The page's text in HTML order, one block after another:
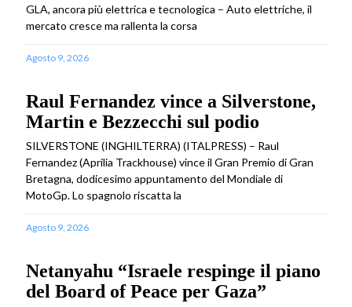
GLA, ancora più elettrica e tecnologica – Auto elettriche, il
mercato cresce ma rallenta la corsa
Agosto 9, 2026
Raul Fernandez vince a Silverstone,
Martin e Bezzecchi sul podio
SILVERSTONE (INGHILTERRA) (ITALPRESS) – Raul
Fernandez (Aprilia Trackhouse) vince il Gran Premio di Gran
Bretagna, dodicesimo appuntamento del Mondiale di
MotoGp. Lo spagnolo riscatta la
Agosto 9, 2026
Netanyahu “Israele respinge il piano
del Board of Peace per Gaza”